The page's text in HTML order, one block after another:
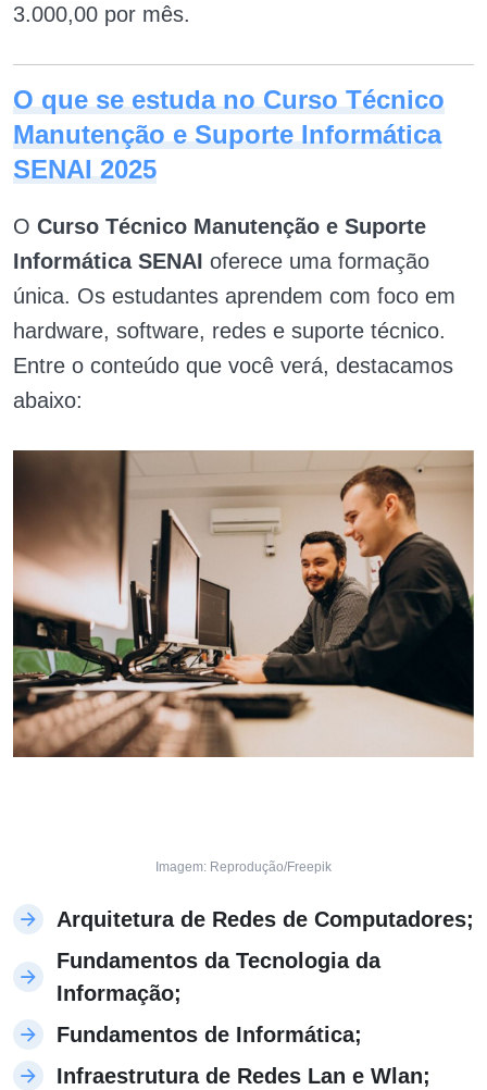
3.000,00 por mês.
O que se estuda no Curso Técnico
Manutenção e Suporte Informática
SENAI 2025
O Curso Técnico Manutenção e Suporte
Informática SENAI oferece uma formação
única. Os estudantes aprendem com foco em
hardware, software, redes e suporte técnico.
Entre o conteúdo que você verá, destacamos
abaixo:
Imagem: Reprodução/Freepik
Arquitetura de Redes de Computadores;
Fundamentos da Tecnologia da
Informação;
Fundamentos de Informática;
Infraestrutura de Redes Lan e Wlan;